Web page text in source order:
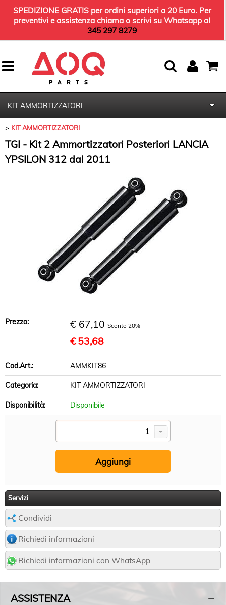
SPEDIZIONE GRATIS per ordini superiori a 20 Euro. Per
preventivi e assistenza chiama o scrivi su Whatsapp al
345 297 8279
HOME
KIT TERGICRISTALLI
KIT AMMORTIZZATORI
BRACCI SOSPENSIONE
DISCHI FRENO
INFO UTILI
KIT AMMORTIZZATORI
TGI - Kit 2 Ammortizzatori Posteriori LANCIA
YPSILON 312 dal 2011
Prezzo: € 67,10 Sconto 20%
€53,68
Cod.Art.: AMMKIT86
Categoria: KIT AMMORTIZZATORI
Disponibilità: Disponibile
Servizi
Condividi
Richiedi informazioni
Richiedi informazioni con WhatsApp
ASSISTENZA